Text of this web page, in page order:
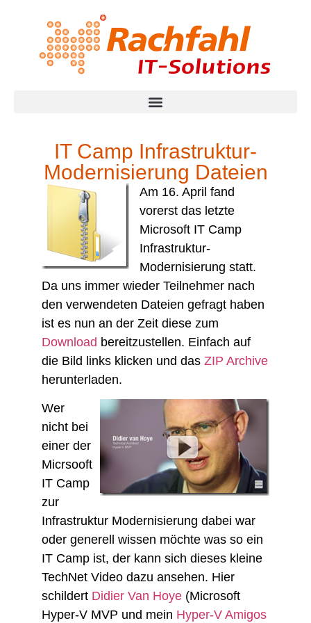
IT Camp Infrastruktur-
Modernisierung Dateien
Am 16. April fand
vorerst das letzte
Microsoft IT Camp
Infrastruktur-
Modernisierung statt.
Da uns immer wieder Teilnehmer nach
den verwendeten Dateien gefragt haben
ist es nun an der Zeit diese zum
Download bereitzustellen. Einfach auf
die Bild links klicken und das ZIP Archive
herunterladen.
Wer
nicht bei
einer der
Micrsooft
IT Camp
zur
Infrastruktur Modernisierung dabei war
oder generell wissen möchte was so ein
IT Camp ist, der kann sich dieses kleine
TechNet Video dazu ansehen. Hier
schildert Didier Van Hoye (Microsoft
Hyper-V MVP und mein Hyper-V Amigos